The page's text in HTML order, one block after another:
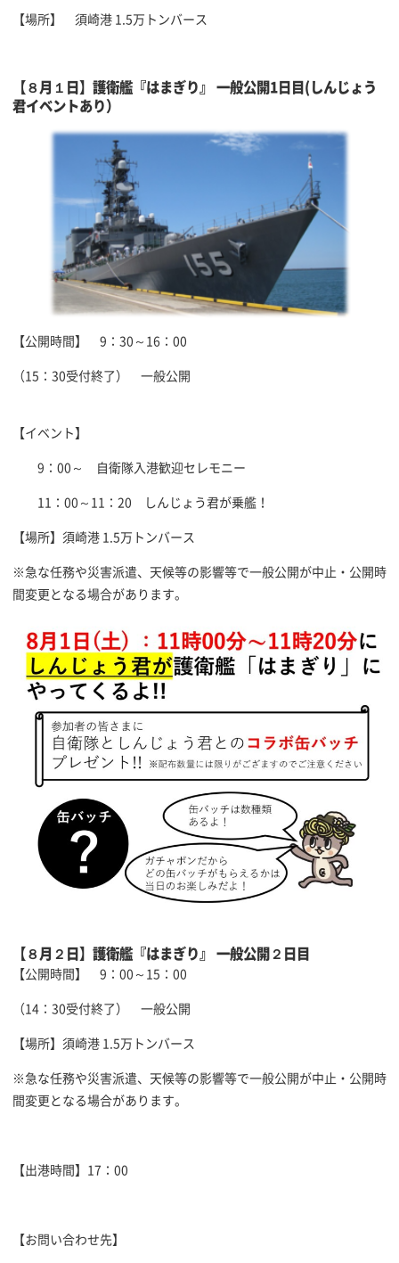
【場所】 須崎港 1.5万トンバース
【８月１日】護衛艦『はまぎり』 一般公開1日目 (しんじょう
君イベントあり）
【公開時間】 9：30～16：00
（15：30受付終了） 一般公開
【イベント】
9：00～ 自衛隊入港歓迎セレモニー
11：00～11：20 しんじょう君が乗艦！
【場所】須崎港 1.5万トンバース
※急な任務や災害派遣、天候等の影響等で一般公開が中止・公開時
間変更となる場合があります。
【８月２日】護衛艦『はまぎり』 一般公開２日目
【公開時間】 9：00～15：00
（14：30受付終了） 一般公開
【場所】須崎港 1.5万トンバース
※急な任務や災害派遣、天候等の影響等で一般公開が中止・公開時
間変更となる場合があります。
【出港時間】17：00
【お問い合わせ先】